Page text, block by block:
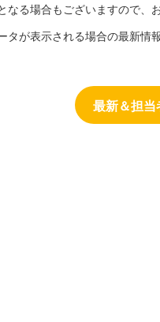
る場合もございますので、
が表示される場合の最新情
最新＆担